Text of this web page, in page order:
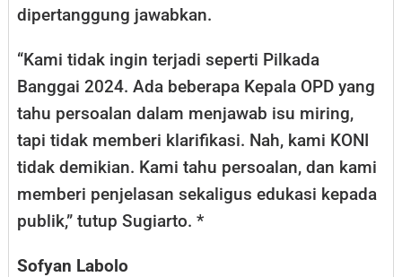
dipertanggung jawabkan.
“Kami tidak ingin terjadi seperti Pilkada
Banggai 2024. Ada beberapa Kepala OPD yang
tahu persoalan dalam menjawab isu miring,
tapi tidak memberi klarifikasi. Nah, kami KONI
tidak demikian. Kami tahu persoalan, dan kami
memberi penjelasan sekaligus edukasi kepada
publik,” tutup Sugiarto. *
Sofyan Labolo